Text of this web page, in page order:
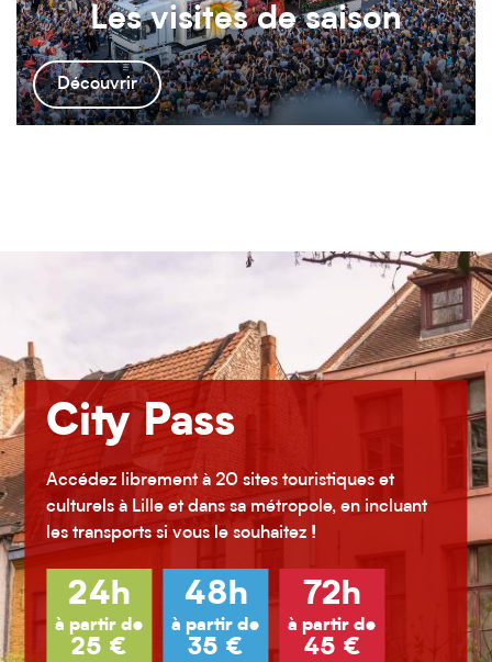
Les visites de saison
City Pass
Accédez librement à 20 sites touristiques et
culturels à Lille et dans sa métropole, en incluant
les transports si vous le souhaitez !
à partir de
25 €
24h
à partir de
35 €
48h
à partir de
45 €
72h